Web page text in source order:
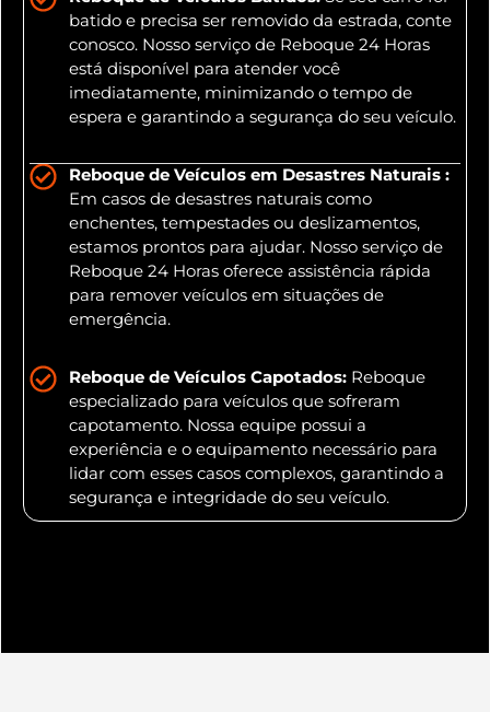
batido e precisa ser removido da estrada, conte
conosco. Nosso serviço de Reboque 24 Horas
está disponível para atender você
imediatamente, minimizando o tempo de
espera e garantindo a segurança do seu veículo.
Reboque de Veículos em Desastres Naturais :
Em casos de desastres naturais como
enchentes, tempestades ou deslizamentos,
estamos prontos para ajudar. Nosso serviço de
Reboque 24 Horas oferece assistência rápida
para remover veículos em situações de
emergência.
Reboque de Veículos Capotados: Reboque
especializado para veículos que sofreram
capotamento. Nossa equipe possui a
experiência e o equipamento necessário para
lidar com esses casos complexos, garantindo a
segurança e integridade do seu veículo.